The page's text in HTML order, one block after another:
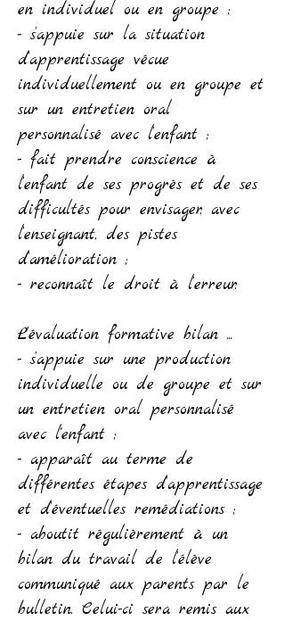
en individuel ou en groupe ;
- s’appuie sur la situation
d’apprentissage vécue
individuellement ou en groupe et
sur un entretien oral
personnalisé avec l’enfant ;
- fait prendre conscience à
l’enfant de ses progrès et de ses
difficultés pour envisager, avec
l’enseignant, des pistes
d’amélioration ;
- reconnaît le droit à l’erreur.
L’évaluation formative bilan ...
- s’appuie sur une production
individuelle ou de groupe et sur
un entretien oral personnalisé
avec l'enfant ;
- apparaît au terme de
différentes étapes d’apprentissage
et d’éventuelles remédiations ;
- aboutit régulièrement à un
bilan du travail de l’élève
communiqué aux parents par le
bulletin. Celui-ci sera remis aux